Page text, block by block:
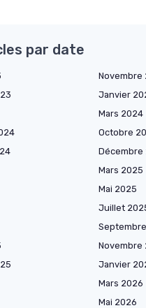
par date
Novembre
Janvier
Mars 2024
Octobre
Décembre
Mars 2025
Mai 2025
Juillet
Novembre
Janvier
Mars 2026
Mai 2026